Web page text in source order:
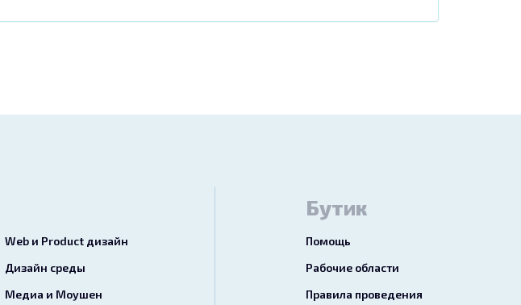
Web и Product дизайн
Дизайн среды
Медиа и Моушен
Бутик
Помощь
Рабочие области
Правила проведения